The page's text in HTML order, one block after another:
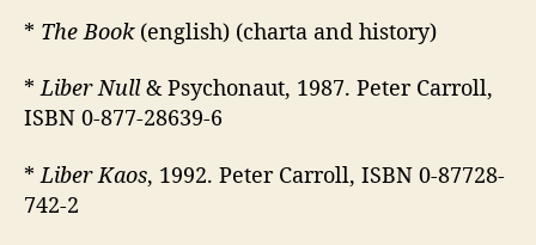
* The Book(english) (charta and history)
*Liber Null& Psychonaut, 1987. Peter Carroll,
ISBN 0-877-28639-6
* Liber Kaos, 1992. Peter Carroll, ISBN 0-87728-
742-2